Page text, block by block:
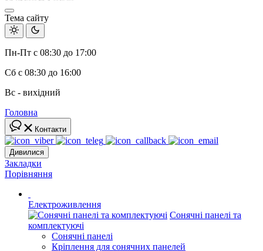
Тема сайту
Пн-Пт с 08:30 до 17:00
Сб с 08:30 до 16:00
Вс - вихідний
Головна
Контакти
Дивилися
Закладки
Порівняння
Електроживлення
Сонячні панелі та
комплектуючі
Сонячні панелі
Кріплення для сонячних панелей